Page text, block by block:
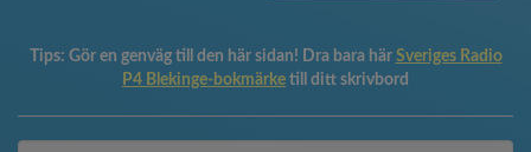
Tips: Gör en genväg till den här sidan! Dra bara här Sveriges Radio
P4 Blekinge-bokmärke till ditt skrivbord